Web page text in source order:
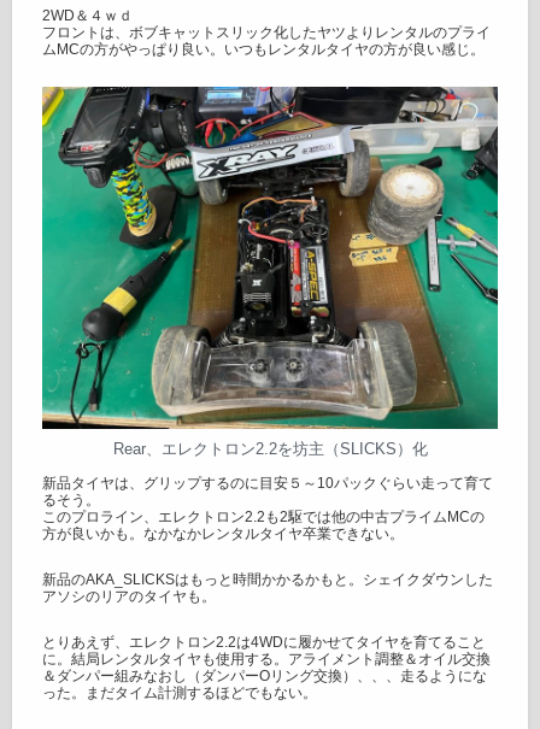
2WD＆４ｗｄ
フロントは、ボブキャットスリック化したヤツよりレンタルのプライ
ムMCの方がやっぱり良い。いつもレンタルタイヤの方が良い感じ。
Rear、エレクトロン2.2を坊主（SLICKS）化
新品タイヤは、グリップするのに目安５～10パックぐらい走って育て
るそう。
このプロライン、エレクトロン2.2も2駆では他の中古プライムMCの
方が良いかも。なかなかレンタルタイヤ卒業できない。
新品のAKA_SLICKSはもっと時間かかるかもと。シェイクダウンした
アソシのリアのタイヤも。
とりあえず、エレクトロン2.2は4WDに履かせてタイヤを育てること
に。結局レンタルタイヤも使用する。アライメント調整＆オイル交換
＆ダンパー組みなおし（ダンパーOリング交換）、、、走るようにな
った。まだタイム計測するほどでもない。